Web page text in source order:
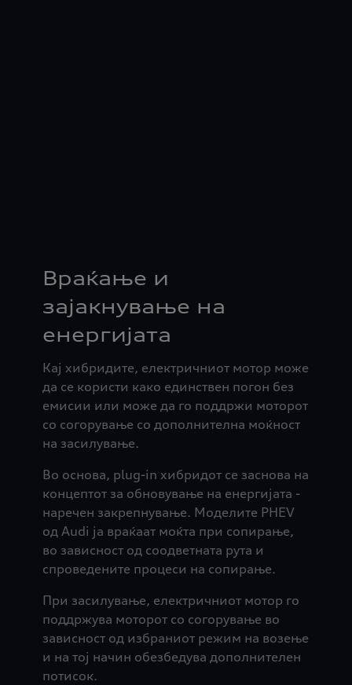
Враќање и
зајакнување на
енергијата
Кај хибридите, електричниот мотор може
да се користи како единствен погон без
емисии или може да го поддржи моторот
со согорување со дополнителна моќност
на засилување.
Во основа, plug-in хибридот се заснова на
концептот за обновување на енергијата -
наречен закрепнување. Моделите PHEV
од Audi ја враќаат моќта при сопирање,
во зависност од соодветната рута и
спроведените процеси на сопирање.
При засилување, електричниот мотор го
поддржува моторот со согорување во
зависност од избраниот режим на возење
и на тој начин обезбедува дополнителен
потисок.